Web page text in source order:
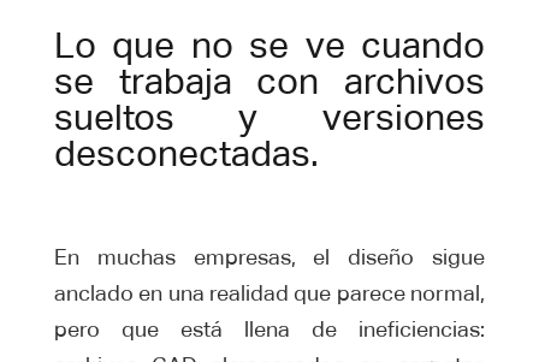
Lo que no se ve cuando
se trabaja con archivos
sueltos y versiones
desconectadas.
En muchas empresas, el diseño sigue
anclado en una realidad que parece normal,
pero que está llena de ineficiencias: